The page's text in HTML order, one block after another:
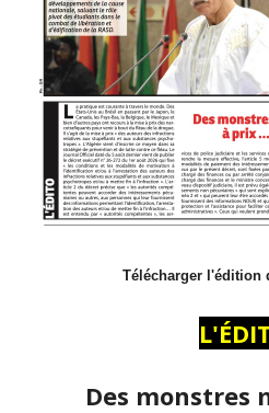
Télécharger l'édition
Des monstres